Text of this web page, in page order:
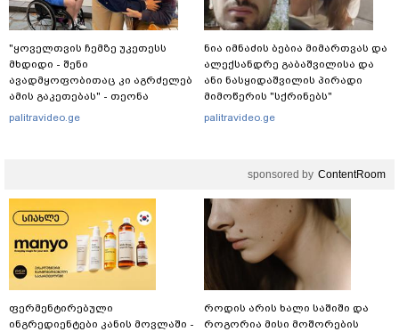
"ყოველთვის ჩემზე უკეთესს
მხდიდი - შენი
ავადმყოფობითაც კი აგრძელებ
ამის გაკეთებას" - თეონა
კონტრიძე მეუღლეს ემოციურ
palitravideo.ge
ნია იმნაძის ბებია მიმართვას და
ალექსანდრე გაბაშვილისა და
ანი ნასყიდაშვილის პირადი
მიმოწერის "სქრინებს"
ავრცელებს
palitravideo.ge
sponsored by ContentRoom
ფერმენტირებული
ინგრედიენტები კანის მოვლაში -
როდის არის ხალი საშიში და
როგორია მისი მოშორების